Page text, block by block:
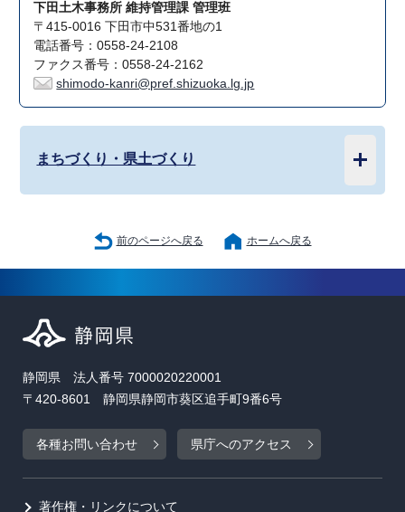
下田土木事務所 維持管理課 管理班
〒415-0016 下田市中531番地の1
電話番号：0558-24-2108
ファクス番号：0558-24-2162
shimodo-kanri@pref.shizuoka.lg.jp
まちづくり・県土づくり
前のページへ戻る ホームへ戻る
静岡県 法人番号 7000020220001
〒420-8601 静岡県静岡市葵区追手町9番6号
各種お問い合わせ 県庁へのアクセス
著作権・リンクについて